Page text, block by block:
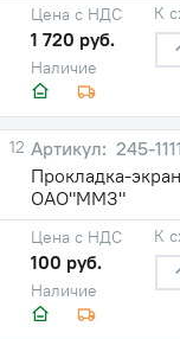
Наличие
Цена с НДС
1 720 руб.
К
12
245-
Прокладка-
ОАО"ММЗ"
Наличие
Цена с НДС
100 руб.
К